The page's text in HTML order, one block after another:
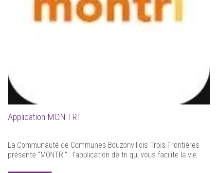
Application MON TRI
La Communauté de Communes Bouzonvillois Trois Frontières
présente "MONTRI" : l'application de tri qui vous facilite la vie